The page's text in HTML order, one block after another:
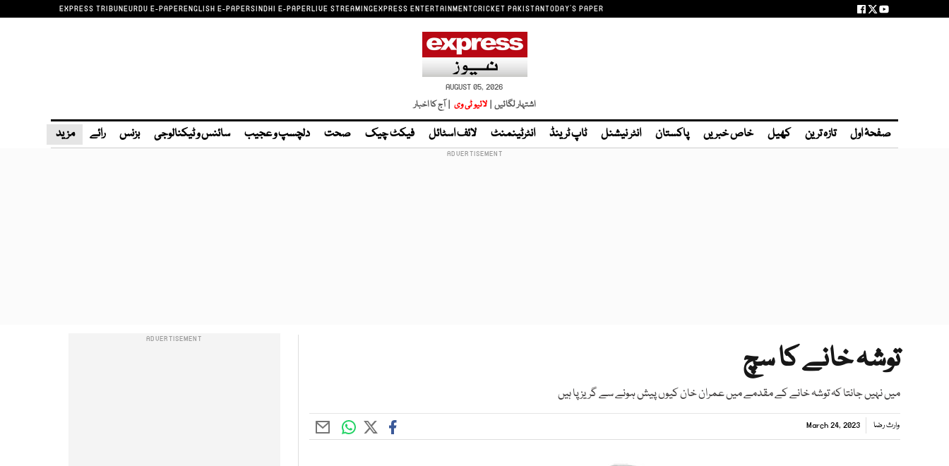
EXPRESS TRIBUNEURDU E-PAPERENGLISH E-PAPERSINDHI E-PAPERLIVE STREAMINGEXPRESS ENTERTAINMENTCRICKET PAKISTANTODAY'S PAPER
AUGUST 05, 2026
اشتہار لگائیں | لائیو ٹی وی | آج کا اخبار
صفحۂ اول تازہ ترین کھیل خاص خبریں پاکستان انٹر نیشنل ٹاپ ٹرینڈ انٹرٹینمنٹ لائف اسٹائل فیکٹ چیک صحت دلچسپ و عجیب سائنس و ٹیکنالوجی بزنس رائے مزید
توشہ خانے کا سچ
میں نہیں جانتا کہ توشہ خانے کے مقدمے میں عمران خان کیوں پیش ہونے سے گریز پا ہیں
وارث رضا March 24, 2023